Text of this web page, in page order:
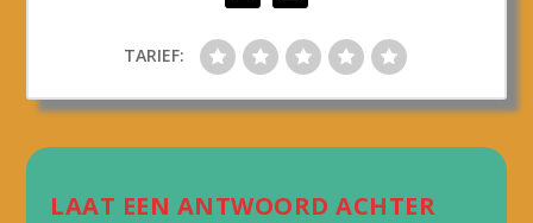
TARIEF:
LAAT EEN ANTWOORD ACHTER